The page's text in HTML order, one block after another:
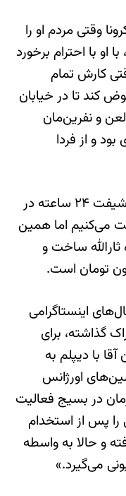
وقتی مردم او را
او با احترام برخورد
کارش تمام
کند تا در خیابان
و نفرین‌مان
و از فردا
او می‌گوید من و همکارانم برای ده شیفت‌ ۲۴ ساعته در
دریافت می‌کنیم اما همین
ساخت و
اینستاگرامی
گذاشته، برای
با دیپلم به
اورژانس
در بسیج فعالیت
را پس از استخدام
و حالا به واسطه